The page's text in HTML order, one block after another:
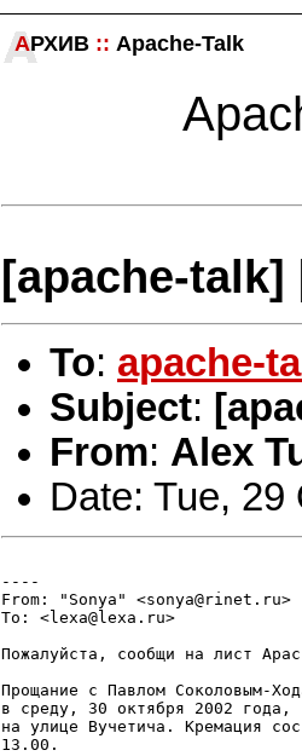
АРХИВ :: Apache-Talk
[apache-
To: apache-
Subject:
From: Alex
Date: Tue, 29
----
From: "Sonya" <sonya@rinet.ru>
To: <lexa@lexa.ru>
Пожалуйста, сообщи на лист
Прощание с Павлом Соколовым-
в среду, 30 октября 2002 года,
на улице Вучетича. Кремация
13.00.